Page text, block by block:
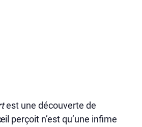
est une découverte de
perçoit n’est qu’une infime